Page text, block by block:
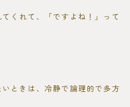
くれて、「ですよね！」って
ときは、冷静で論理的で多方